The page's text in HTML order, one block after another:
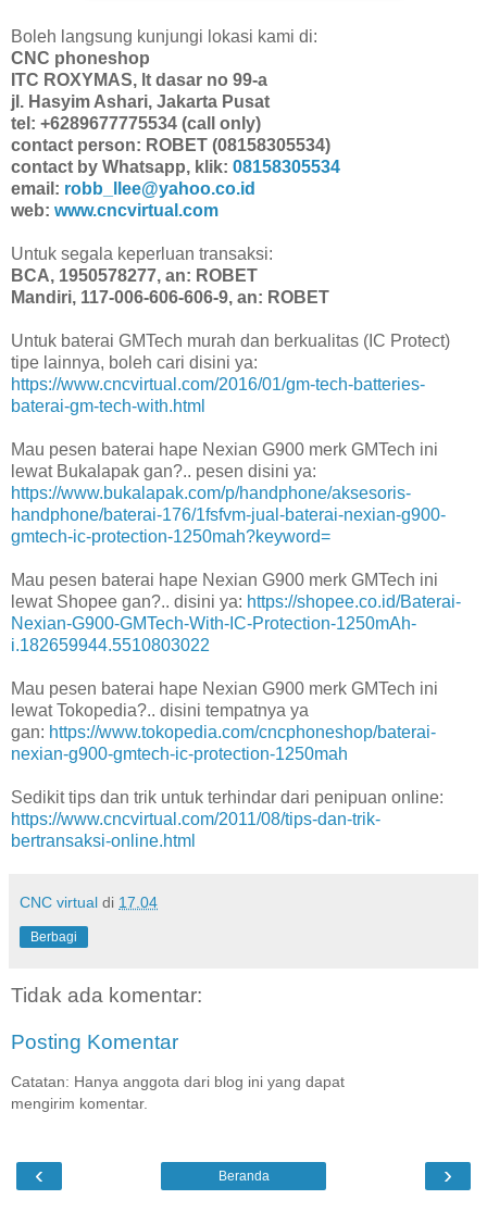
Boleh langsung kunjungi lokasi kami di:
CNC phoneshop
ITC ROXYMAS, lt dasar no 99-a
jl. Hasyim Ashari, Jakarta Pusat
tel: +6289677775534 (call only)
contact person: ROBET (08158305534)
contact by Whatsapp, klik: 08158305534
email: robb_llee@yahoo.co.id
web: www.cncvirtual.com
Untuk segala keperluan transaksi:
BCA, 1950578277, an: ROBET
Mandiri, 117-006-606-606-9, an: ROBET
Untuk baterai GMTech murah dan berkualitas (IC Protect)
tipe lainnya, boleh cari disini ya:
https://www.cncvirtual.com/2016/01/gm-tech-batteries-
baterai-gm-tech-with.html
Mau pesen baterai hape Nexian G900 merk GMTech ini
lewat Bukalapak gan?.. pesen disini ya:
https://www.bukalapak.com/p/handphone/aksesoris-
handphone/baterai-176/1fsfvm-jual-baterai-nexian-g900-
gmtech-ic-protection-1250mah?keyword=
Mau pesen baterai hape Nexian G900 merk GMTech ini
lewat Shopee gan?.. disini ya: https://shopee.co.id/Baterai-
Nexian-G900-GMTech-With-IC-Protection-1250mAh-
i.182659944.5510803022
Mau pesen baterai hape Nexian G900 merk GMTech ini
lewat Tokopedia?.. disini tempatnya ya
gan: https://www.tokopedia.com/cncphoneshop/baterai-
nexian-g900-gmtech-ic-protection-1250mah
Sedikit tips dan trik untuk terhindar dari penipuan online:
https://www.cncvirtual.com/2011/08/tips-dan-trik-
bertransaksi-online.html
CNC virtual di 17.04
Berbagi
Tidak ada komentar:
Posting Komentar
Catatan: Hanya anggota dari blog ini yang dapat
mengirim komentar.
‹ ›
Beranda